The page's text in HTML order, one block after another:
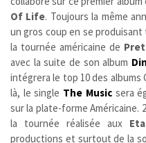
Of Life. Toujours la même
un gros coup en se
la tournée américaine de
avec la suite de son album
intégrera le top 10 des albums
là, le single The Music sera
sur la plate-forme Américaine.
la tournée réalisée aux
productions et surtout de la